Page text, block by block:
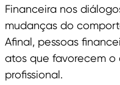
Financeira nos
mudanças do
Afinal, pessoas
atos que favorecem o
profissional.